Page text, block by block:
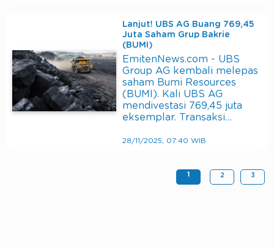
Lanjut! UBS AG Buang 769,45
Juta Saham Grup Bakrie
(BUMI)
EmitenNews.com - UBS
Group AG kembali melepas
saham Bumi Resources
(BUMI). Kali UBS AG
mendivestasi 769,45 juta
eksemplar. Transaksi…
28/11/2025, 07:40 WIB
1 2 3